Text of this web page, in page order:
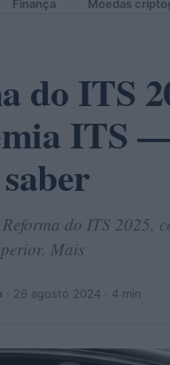
Finança Moedas
do ITS
ITS
do ITS 2025,
Mais
· 26 agosto 2024 · 4 min